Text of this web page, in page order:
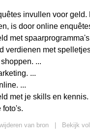
invullen voor
is door online
met
verdienen met
...
...
...
met je skills en kennis.
foto's.
van bron Bekijk